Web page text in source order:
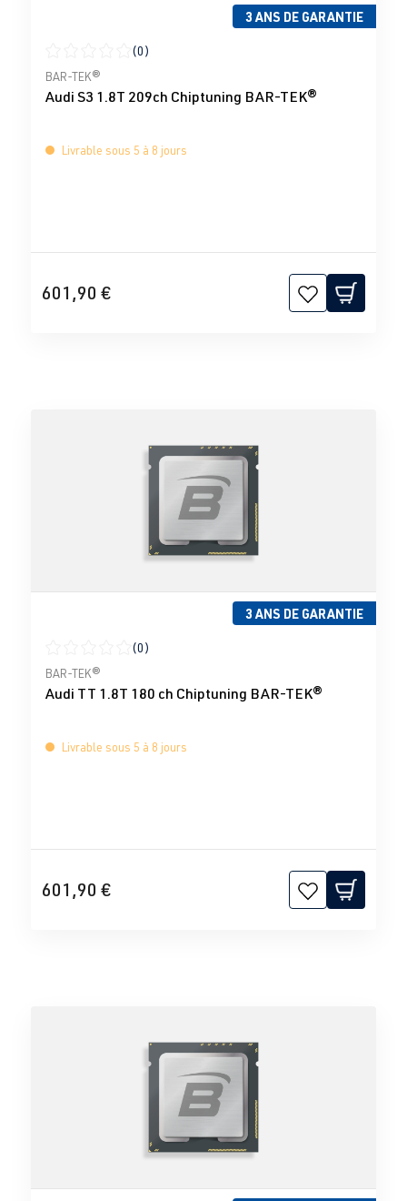
3 ANS DE GARANTIE
Note moyenne de 0 sur 5 étoiles
(0)
BAR-TEK®
Audi S3 1.8T 209ch Chiptuning BAR-TEK®
Livrable sous 5 à 8 jours
601,90 €
3 ANS DE GARANTIE
Note moyenne de 0 sur 5 étoiles
(0)
BAR-TEK®
Audi TT 1.8T 180 ch Chiptuning BAR-TEK®
Livrable sous 5 à 8 jours
601,90 €